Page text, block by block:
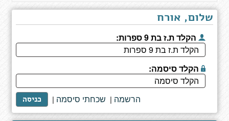
את
הבלתי
רגיל
שלום, אורח
הקלד ת.ז בת 9 ספרות:
הקלד סיסמה:
כניסה | שכחתי סיסמה | הרשמה